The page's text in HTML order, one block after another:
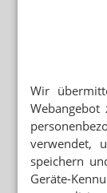
Wir
verwendet,
speichern
Geräte-
Mehr aus